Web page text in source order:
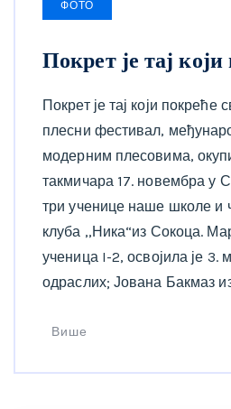
ФОТО
Покрет је тај који
Покрет је тај који покреће
плесни фестивал,
модерним плесовима,
такмичара 17. новембра у
три ученице наше школе и
клуба ,,Ника“из Сокоца.
ученица I-2, освојила је 3.
одраслих; Јована Бакмаз
Више